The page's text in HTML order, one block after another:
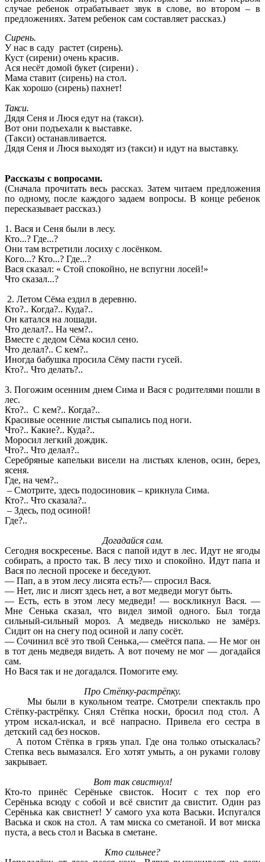
случае ребенок отрабатывает звук в слове, во втором – в
предложениях. Затем ребенок сам составляет рассказ.)
Сирень.
У нас в саду растет (сирень).
Куст (сирени) очень красив.
Ася несёт домой букет (сирени) .
Мама ставит (сирень) на стол.
Как хорошо (сирень) пахнет!
Такси.
Дядя Сеня и Люся едут на (такси).
Вот они подъехали к выставке.
(Такси) останавливается.
Дядя Сеня и Люся выходят из (такси) и идут на выставку.
Рассказы с вопросами.
(Сначала прочитать весь рассказ. Затем читаем предложения
по одному, после каждого задаем вопросы. В конце ребенок
пересказывает рассказ.)
1. Вася и Сеня были в лесу.
Кто...? Где...?
Они там встретили лосиху с лосёнком.
Кого...? Кто...? Где...?
Вася сказал: « Стой спокойно, не вспугни лосей!»
Что сказал...?
2. Летом Сёма ездил в деревню.
Кто?.. Когда?.. Куда?..
Он катался на лошади.
Что делал?.. На чем?..
Вместе с дедом Сёма косил сено.
Что делал?.. С кем?..
Иногда бабушка просила Сёму пасти гусей.
Кто?.. Что делать?..
3. Погожим осенним днем Сима и Вася с родителями пошли в
лес.
Кто?.. С кем?.. Когда?..
Красивые осенние листья сыпались под ноги.
Что?.. Какие?.. Куда?..
Моросил легкий дождик.
Что?.. Что делал?..
Серебряные капельки висели на листьях кленов, осин, берез,
ясеня.
Где, на чем?..
– Смотрите, здесь подосиновик – крикнула Сима.
Кто?.. Что сказала?..
– Здесь, под осиной!
Где?..
Догадайся сам.
Сегодня воскресенье. Вася с папой идут в лес. Идут не ягоды
собирать, а просто так. В лесу тихо и спокойно. Идут папа и
Вася по лесной просеке и беседуют.
— Пап, а в этом лесу лисята есть?— спросил Вася.
— Нет, лис и лисят здесь нет, а вот медведи могут быть.
— Есть, есть в этом лесу медведи! — воскликнул Вася. —
Мне Сенька сказал, что видел зимой одного. Был тогда
сильный-сильный мороз. А медведь нисколько не замёрз.
Сидит он на снегу под осиной и лапу сосёт.
— Сочинил всё это твой Сенька,— смеётся папа. — Не мог он
в тот день медведя видеть. А вот почему не мог — догадайся
сам.
Но Вася так и не догадался. Помогите ему.
Про Стёпку-растрёпку.
Мы были в кукольном театре. Смотрели спектакль про
Стёпку-растрёпку. Снял Стёпка носки, бросил под стол. А
утром искал-искал, и всё напрасно. Привела его сестра в
детский сад без носков.
А потом Стёпка в грязь упал. Где она только отыскалась?
Степка весь вымазался. Его хотят умыть, а он руками голову
закрывает.
Вот так свистнул!
Кто-то принёс Серёньке свисток. Носит с тех пор его
Серёнька всюду с собой и всё свистит да свистит. Один раз
Серёнька как свистнет! У самого уха кота Васьки. Испугался
Васька и скок на стол. А там миска со сметаной. И вот миска
пуста, а весь стол и Васька в сметане.
Кто сильнее?